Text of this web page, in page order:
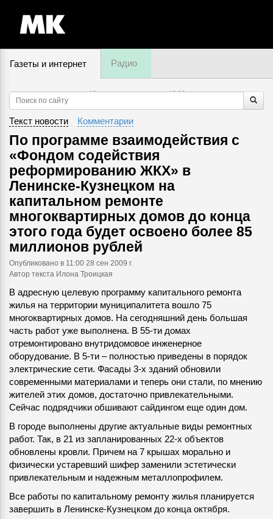
Газеты и интернет Радио
10 августа, понедельник,10:23
Текст новости Комментарии
По программе взаимодействия с
«Фондом содействия
реформированию ЖКХ» в
Ленинске-Кузнецком на
капитальном ремонте
многоквартирных домов до конца
этого года будет освоено более 85
миллионов рублей
Опубликовано в 11:00 28 сен 2009 г.
Автор текста Илона Троицкая
В адресную целевую программу капитального ремонта
жилья на территории муниципалитета вошло 75
многоквартирных домов. На сегодняшний день большая
часть работ уже выполнена. В 55-ти домах
отремонтировано внутридомовое инженерное
оборудование. В 5-ти – полностью приведены в порядок
электрические сети. Фасады 3-х зданий обновили
современными материалами и теперь они стали, по мнению
жителей этих домов, достаточно привлекательными.
Сейчас подрядчики обшивают сайдингом еще один дом.
В городе выполнены другие актуальные виды ремонтных
работ. Так, в 21 из запланированных 22-х объектов
обновлены кровли. Причем на 7 крышах морально и
физически устаревший шифер заменили эстетически
привлекательным и надежным металлопрофилем.
Все работы по капитальному ремонту жилья планируется
завершить в Ленинске-Кузнецком до конца октября.